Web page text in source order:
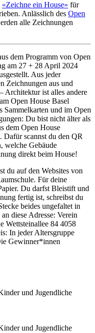
«Zeichne ein House» für
Anlässlich des Open
alle Zeichnungen
dem Programm von Open
am 27 + 28 April 2024
Aus jeder
Zeichnungen aus und
Architektur ist alles andere
Open House Basel
Sammelkarten und im Open
Du bist nicht älter als
dem Open House
Dafür scannst du den QR
welche Gebäude
direkt beim House!
du auf den Websites von
Für deine
Du darfst Bleistift und
fertig ist, schreibst du
beides ungefaltet in
diese Adresse: Verein
Wettsteinallee 84 4058
In jeder Altersgruppe
Gewinner*innen
und Jugendliche
und Jugendliche